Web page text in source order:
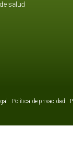
salud
- Política de privacidad -